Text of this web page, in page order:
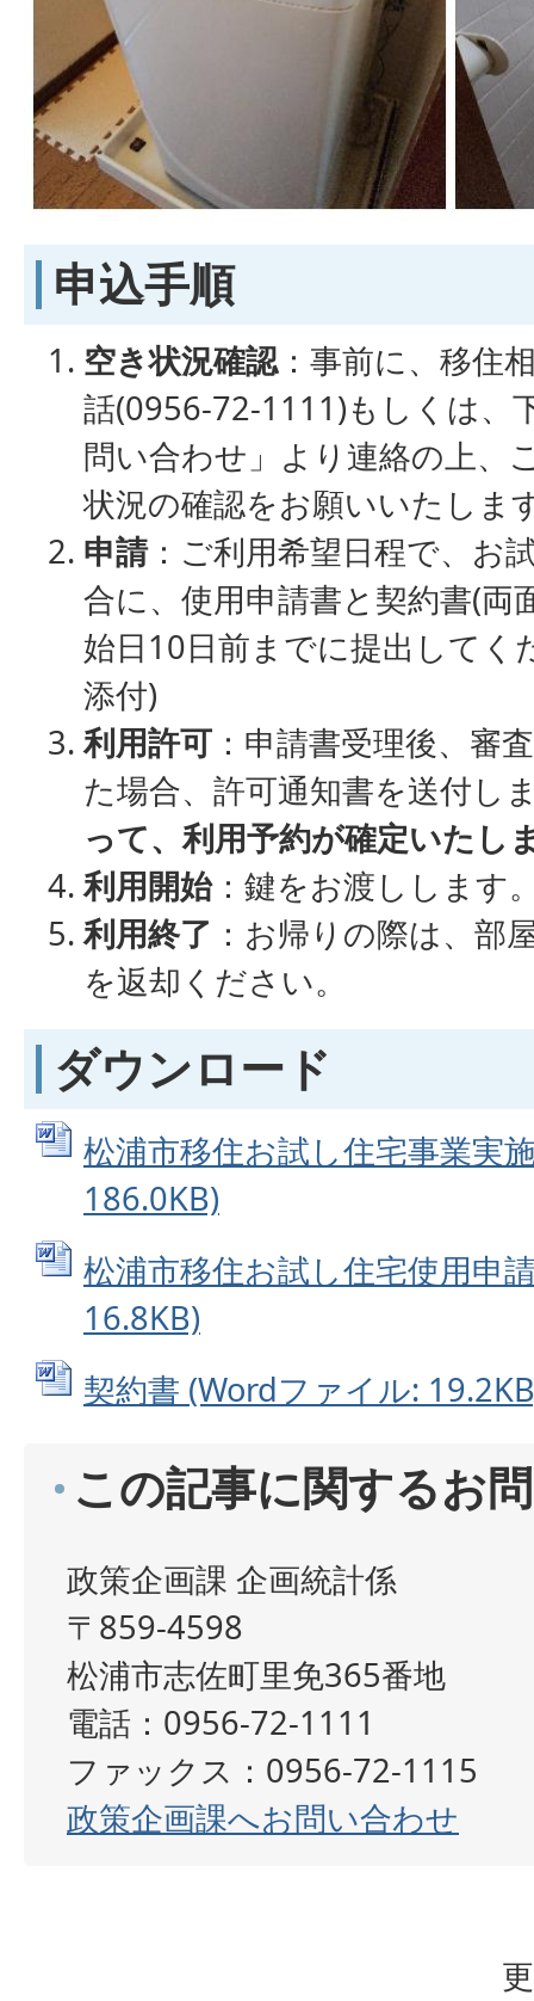
申込手順
空き状況確認：事前に、移住
話(0956-72-1111)もしくは、
問い合わせ」より連絡の上、
状況の確認をお願いいたしま
申請：ご利用希望日程で、お
合に、使用申請書と契約書(両
始日10日前までに提出してく
添付)
利用許可 ：申請書受理後、審
た場合、許可通知書を送付し
って、利用予約が確定いたし
利用開始：鍵をお渡しします
利用終了 ：お帰りの際は、部
を返却ください。
ダウンロード
松浦市移住お試し住宅事業実
186.0KB)
松浦市移住お試し住宅使用申
16.8KB)
契約書 (Wordファイル:
この記事に関するお
政策企画課 企画統計係
〒859-4598
松浦市志佐町里免365番地
電話：0956-72-1111
ファックス：0956-72-1115
政策企画課へお問い合わせ